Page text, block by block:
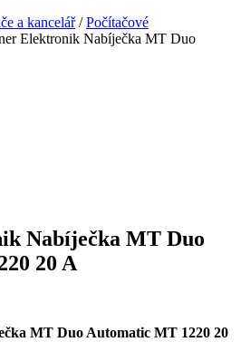
a kancelář/Počítačové
Elektronik Nabíječka MT Duo
Nabíječka MT Duo
20 A
MT Duo Automatic MT 1220 20